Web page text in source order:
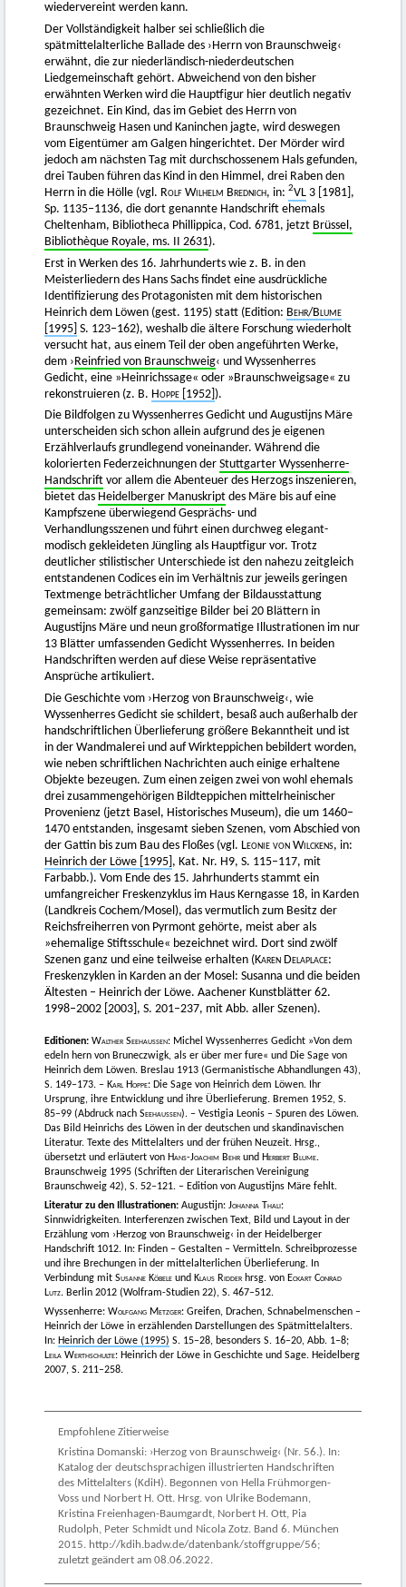
wiedervereint werden kann.
Der Vollständigkeit halber sei schließlich die
spätmittelalterliche Ballade des ›Herrn von Braunschweig‹
erwähnt, die zur niederländisch-niederdeutschen
Liedgemeinschaft gehört. Abweichend von den bisher
erwähnten Werken wird die Hauptfigur hier deutlich negativ
gezeichnet. Ein Kind, das im Gebiet des Herrn von
Braunschweig Hasen und Kaninchen jagte, wird deswegen
vom Eigentümer am Galgen hingerichtet. Der Mörder wird
jedoch am nächsten Tag mit durchschossenem Hals gefunden,
drei Tauben führen das Kind in den Himmel, drei Raben den
Herrn in die Hölle (vgl. Rolf Wilhelm Brednich, in:2VL 3 [1981],
Sp. 1135–1136, die dort genannte Handschrift ehemals
Cheltenham, Bibliotheca Phillippica, Cod. 6781, jetzt Brüssel,
Bibliothèque Royale, ms. II 2631).
Erst in Werken des 16. Jahrhunderts wie z. B. in den
Meisterliedern des Hans Sachs findet eine ausdrückliche
Identifizierung des Protagonisten mit dem historischen
Heinrich dem Löwen (gest. 1195) statt (Edition: Behr/Blume
[1995] S. 123–162), weshalb die ältere Forschung wiederholt
versucht hat, aus einem Teil der oben angeführten Werke,
dem ›Reinfried von Braunschweig‹ und Wyssenherres
Gedicht, eine »Heinrichssage« oder »Braunschweigsage« zu
rekonstruieren (z. B. Hoppe [1952]).
Die Bildfolgen zu Wyssenherres Gedicht und Augustijns Märe
unterscheiden sich schon allein aufgrund des je eigenen
Erzählverlaufs grundlegend voneinander. Während die
kolorierten Federzeichnungen derStuttgarter Wyssenherre-
Handschrift vor allem die Abenteuer des Herzogs inszenieren,
bietet das Heidelberger Manuskript des Märe bis auf eine
Kampfszene überwiegend Gesprächs- und
Verhandlungsszenen und führt einen durchweg elegant-
modisch gekleideten Jüngling als Hauptfigur vor. Trotz
deutlicher stilistischer Unterschiede ist den nahezu zeitgleich
entstandenen Codices ein im Verhältnis zur jeweils geringen
Textmenge beträchtlicher Umfang der Bildausstattung
gemeinsam: zwölf ganzseitige Bilder bei 20 Blättern in
Augustijns Märe und neun großformatige Illustrationen im nur
13 Blätter umfassenden Gedicht Wyssenherres. In beiden
Handschriften werden auf diese Weise repräsentative
Ansprüche artikuliert.
Die Geschichte vom ›Herzog von Braunschweig‹, wie
Wyssenherres Gedicht sie schildert, besaß auch außerhalb der
handschriftlichen Überlieferung größere Bekanntheit und ist
in der Wandmalerei und auf Wirkteppichen bebildert worden,
wie neben schriftlichen Nachrichten auch einige erhaltene
Objekte bezeugen. Zum einen zeigen zwei von wohl ehemals
drei zusammengehörigen Bildteppichen mittelrheinischer
Provenienz (jetzt Basel, Historisches Museum), die um 1460–
1470 entstanden, insgesamt sieben Szenen, vom Abschied von
der Gattin bis zum Bau des Floßes (vgl. Leonie von Wilckens, in:
Heinrich der Löwe [1995] , Kat. Nr. H9, S. 115–117, mit
Farbabb.). Vom Ende des 15. Jahrhunderts stammt ein
umfangreicher Freskenzyklus im Haus Kerngasse 18, in Karden
(Landkreis Cochem/Mosel), das vermutlich zum Besitz der
Reichsfreiherren von Pyrmont gehörte, meist aber als
»ehemalige Stiftsschule« bezeichnet wird. Dort sind zwölf
Szenen ganz und eine teilweise erhalten ( Karen Delaplace:
Freskenzyklen in Karden an der Mosel: Susanna und die beiden
Ältesten – Heinrich der Löwe. Aachener Kunstblätter 62.
1998–2002 [2003], S. 201–237, mit Abb. aller Szenen).
Editionen: Walther Seehaussen: Michel Wyssenherres Gedicht »Von dem
edeln hern von Bruneczwigk, als er über mer fure« und Die Sage von
Heinrich dem Löwen. Breslau 1913 (Germanistische Abhandlungen 43),
S. 149–173. – Karl Hoppe: Die Sage von Heinrich dem Löwen. Ihr
Ursprung, ihre Entwicklung und ihre Überlieferung. Bremen 1952, S.
85–99 (Abdruck nachSeehaussen). – Vestigia Leonis – Spuren des Löwen.
Das Bild Heinrichs des Löwen in der deutschen und skandinavischen
Literatur. Texte des Mittelalters und der frühen Neuzeit. Hrsg.,
übersetzt und erläutert von Hans-Joachim Behr und Herbert Blume.
Braunschweig 1995 (Schriften der Literarischen Vereinigung
Braunschweig 42), S. 52–121. – Edition von Augustijns Märe fehlt.
Literatur zu den Illustrationen: Augustijn:Johanna Thali:
Sinnwidrigkeiten. Interferenzen zwischen Text, Bild und Layout in der
Erzählung vom ›Herzog von Braunschweig‹ in der Heidelberger
Handschrift 1012. In: Finden – Gestalten – Vermitteln. Schreibprozesse
und ihre Brechungen in der mittelalterlichen Überlieferung. In
Verbindung mitSusanne Köbele und Klaus Ridder hrsg. von Eckart Conrad
Lutz. Berlin 2012 (Wolfram-Studien 22), S. 467–512.
Wyssenherre:Wolfgang Metzger: Greifen, Drachen, Schnabelmenschen –
Heinrich der Löwe in erzählenden Darstellungen des Spätmittelalters.
In: Heinrich der Löwe (1995) S. 15–28, besonders S. 16–20, Abb. 1–8;
Leila Werthschulte: Heinrich der Löwe in Geschichte und Sage. Heidelberg
2007, S. 211–258.
Empfohlene Zitierweise
Kristina Domanski: ›Herzog von Braunschweig‹ (Nr. 56.). In:
Katalog der deutschsprachigen illustrierten Handschriften
des Mittelalters (KdiH). Begonnen von Hella Frühmorgen-
Voss und Norbert H. Ott. Hrsg. von Ulrike Bodemann,
Kristina Freienhagen-Baumgardt, Norbert H. Ott, Pia
Rudolph, Peter Schmidt und Nicola Zotz. Band 6. München
2015. http://kdih.badw.de/datenbank/stoffgruppe/56;
zuletzt geändert am 08.06.2022.